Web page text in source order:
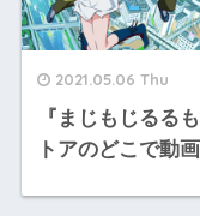
2021.05.06 Thu
『まじもじるる
トアのどこで動